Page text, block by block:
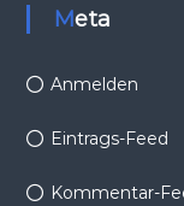
Meta
Anmelden
Eintrags-Feed
Kommentar-